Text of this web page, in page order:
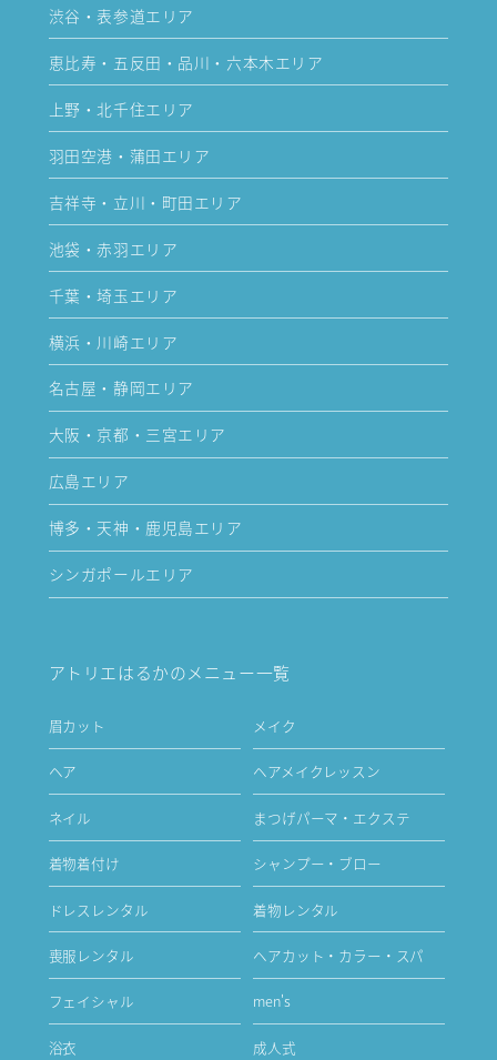
渋谷・表参道エリア
恵比寿・五反田・品川・六本木エリア
上野・北千住エリア
羽田空港・蒲田エリア
吉祥寺・立川・町田エリア
池袋・赤羽エリア
千葉・埼玉エリア
横浜・川崎エリア
名古屋・静岡エリア
大阪・京都・三宮エリア
広島エリア
博多・天神・鹿児島エリア
シンガポールエリア
アトリエはるかのメニュー一覧
眉カット メイク
ヘア ヘアメイクレッスン
ネイル まつげパーマ・エクステ
着物着付け シャンプー・ブロー
ドレスレンタル 着物レンタル
喪服レンタル ヘアカット・カラー・スパ
フェイシャル men's
浴衣 成人式